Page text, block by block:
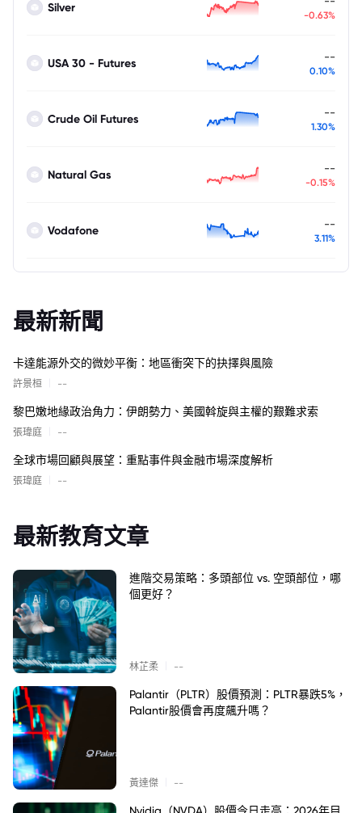
Silver
-0.63%
USA 30 - Futures --
0.10%
Crude Oil Futures --
1.30%
Natural Gas --
-0.15%
Vodafone --
3.11%
最新新聞
卡達能源外交的微妙平衡：地區衝突下的抉擇與風險
許景桓 --
黎巴嫩地緣政治角力：伊朗勢力、美國斡旋與主權的艱難求索
張瑋庭 --
全球市場回顧與展望：重點事件與金融市場深度解析
張瑋庭 --
最新教育文章
進階交易策略：多頭部位 vs. 空頭部位，哪
個更好？
林芷柔 --
Palantir（PLTR）股價預測：PLTR暴跌5%，
Palantir股價會再度飆升嗎？
黃達傑 --
Nvidia（NVDA）股價今日走高：2026年目